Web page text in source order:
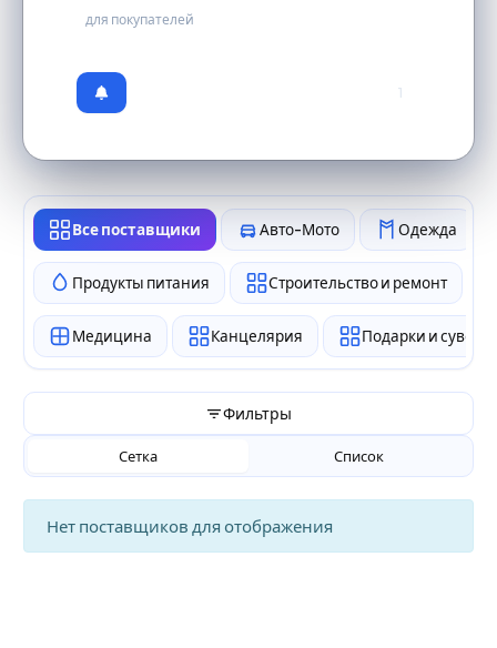
для покупателей
1
Все поставщики Авто-Мото Одежда
Продукты питания Строительство и ремонт
Медицина Канцелярия Подарки и
Фильтры
Сетка Список
Нет поставщиков для отображения